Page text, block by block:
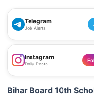
Telegram
Job Alerts
Instagram
Daily Posts
Bihar Board 10th